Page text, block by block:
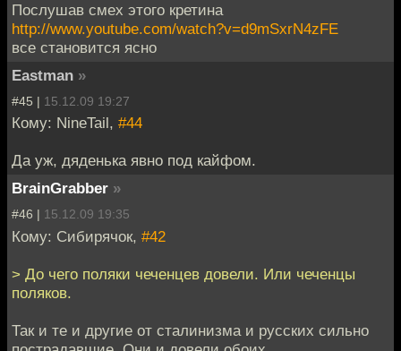
Послушав смех этого кретина
http://www.youtube.com/watch?v=d9mSxrN4zFE
все становится ясно
Eastman »
#45 | 15.12.09 19:27
Кому: NineTail, #44
Да уж, дяденька явно под кайфом.
BrainGrabber »
#46 | 15.12.09 19:35
Кому: Сибирячок, #42
> До чего поляки чеченцев довели. Или чеченцы
поляков.
Так и те и другие от сталинизма и русских сильно